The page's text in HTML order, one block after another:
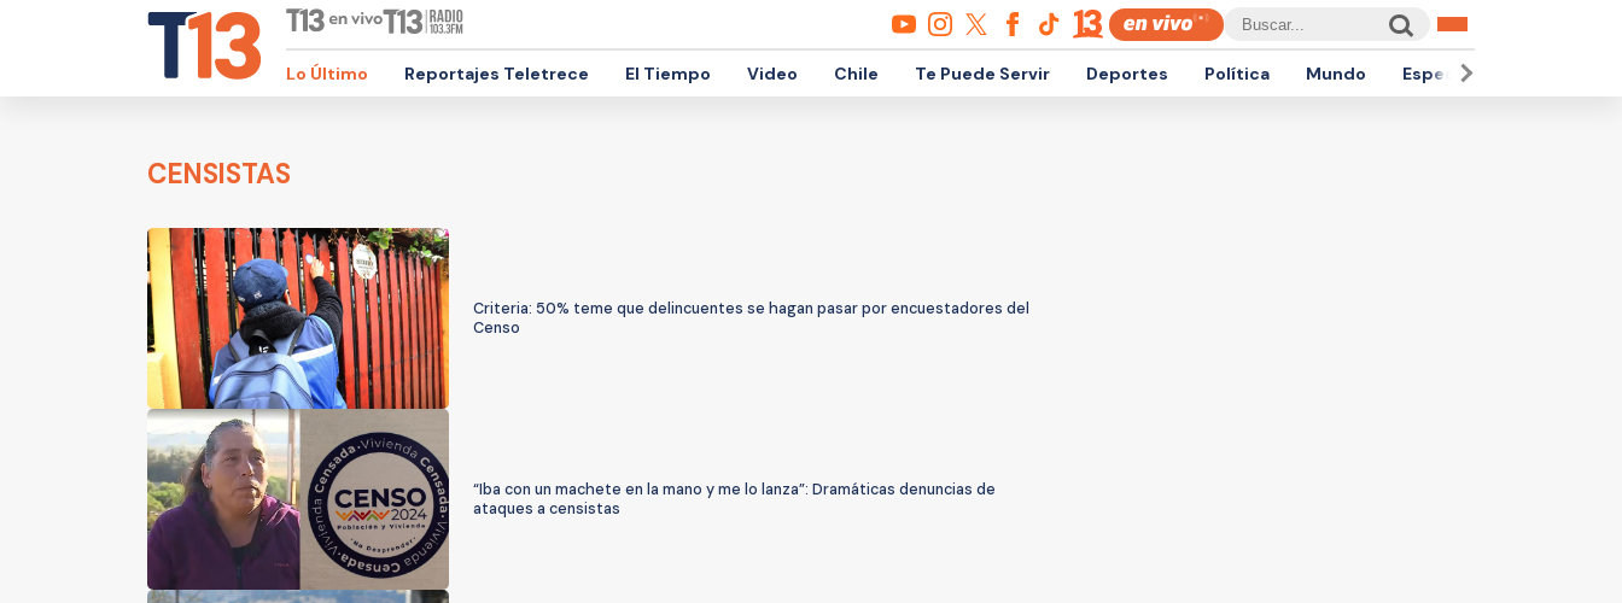
Lo Último Reportajes Teletrece El Tiempo Video Chile Te Puede Servir Deportes Política Mundo Espectáculos
CENSISTAS
Criteria: 50% teme que delincuentes se hagan pasar por encuestadores del
Censo
“Iba con un machete en la mano y me lo lanza”: Dramáticas denuncias de
ataques a censistas